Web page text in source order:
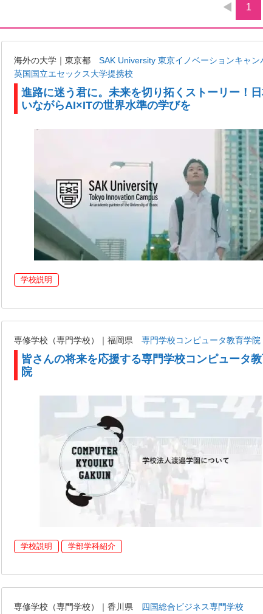
1
海外の大学｜東京都
SAK University 東京イノベーションキャ
英国国立エセックス大学提携校
進路に迷う君に。未来を切り拓くストーリー！
いながらAI×ITの世界水準の学びを
学校説明
専修学校（専門学校）｜福岡県 専門学校コンピュータ教育学院
皆さんの将来を応援する専門学校コンピュータ
院
学校説明 学部学科紹介
専修学校（専門学校）｜香川県 四国総合ビジネス専門学校